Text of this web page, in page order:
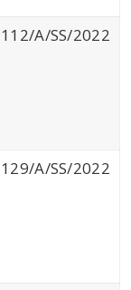
112/A/SS/2022
129/A/SS/2022